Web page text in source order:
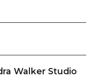
Walker Studio